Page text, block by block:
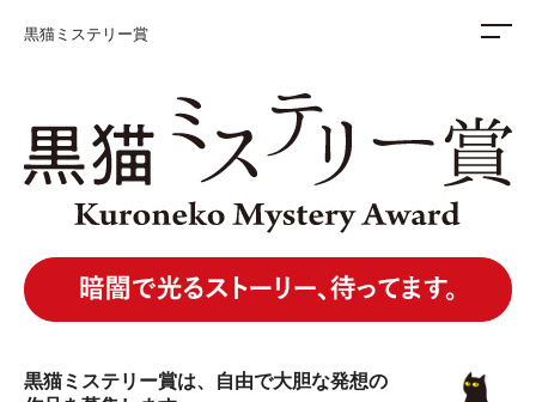
黒猫ミステリー賞
黒猫ミステリー賞は、自由で大胆な発想の